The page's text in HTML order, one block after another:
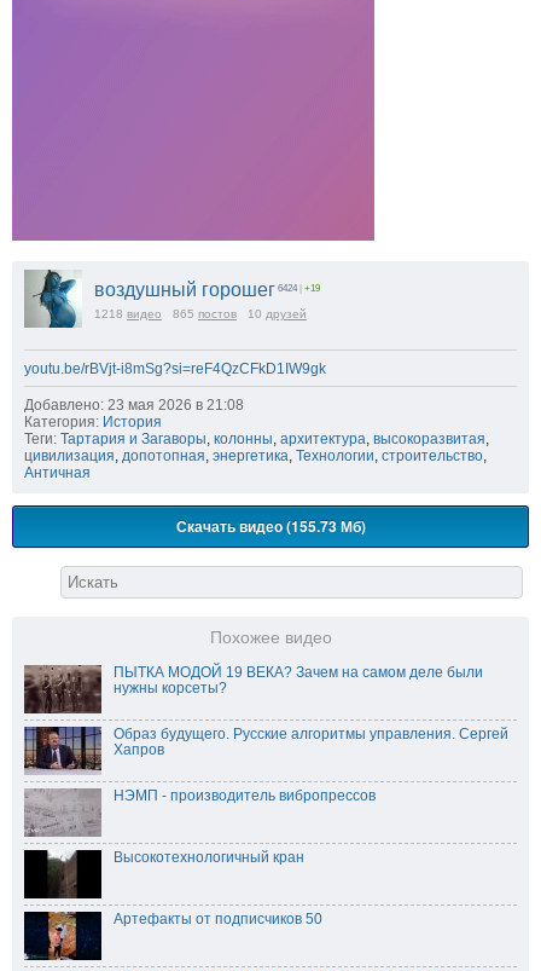
воздушный горошег 6424 +19
1218 видео 865 постов 10 друзей
youtu.be/rBVjt-i8mSg?si=reF4QzCFkD1IW9gk
Добавлено: 23 мая 2026 в 21:08
Категория: История
Теги: Тартария и Загаворы, колонны, архитектура, высокоразвитая,
цивилизация, допотопная, энергетика, Технологии, строительство,
Античная
Скачать видео (155.73 Мб)
Похожее видео
ПЫТКА МОДОЙ 19 ВЕКА? Зачем на самом деле были
нужны корсеты?
Образ будущего. Русские алгоритмы управления. Сергей
Хапров
НЭМП - производитель вибропрессов
Высокотехнологичный кран
Артефакты от подписчиков 50